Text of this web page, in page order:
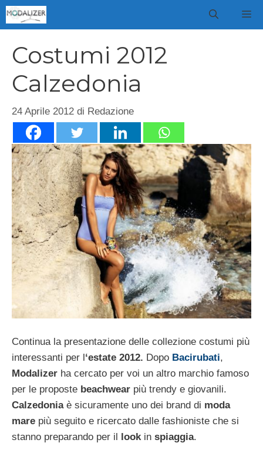
Vai
al
Costumi 2012
Calzedonia
24 Aprile 2012 di Redazione
Continua la presentazione delle collezione costumi più
interessanti per l‘estate 2012. Dopo Bacirubati,
Modalizer ha cercato per voi un altro marchio famoso
per le proposte beachwear più trendy e giovanili.
Calzedoniaè sicuramente uno dei brand di moda
mare più seguito e ricercato dalle fashioniste che si
stanno preparando per il lookin spiaggia.